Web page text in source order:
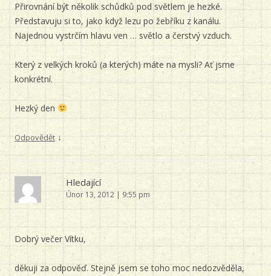
Přirovnání být několik schůdků pod světlem je hezké.
Představuju si to, jako když lezu po žebříku z kanálu.
Najednou vystrčím hlavu ven … světlo a čerstvý vzduch.
Který z velkých kroků (a kterých) máte na mysli? Ať jsme
konkrétní.
Hezký den
Odpovědět ↓
Hledající
Únor 13, 2012 | 9:55 pm
Dobrý večer Vítku,
děkuji za odpověď. Stejně jsem se toho moc nedozvěděla,